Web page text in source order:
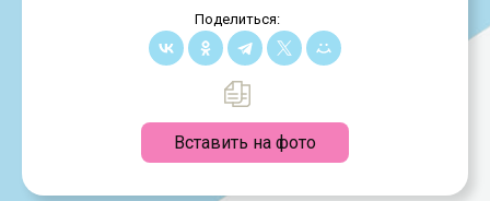
Поделиться:
Вставить на фото